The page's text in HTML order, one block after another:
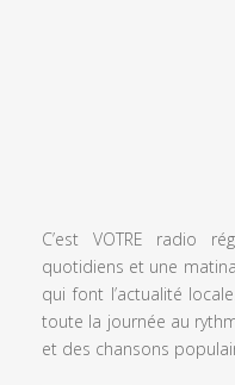
C’est VOTRE radio
quotidiens et une
qui font l’actualité
toute la journée au
et des chansons